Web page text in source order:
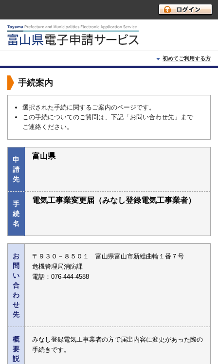
初めてご利用する方
初めて利用する方へ
利用上の注意
よくあるご質問
手続案内
選択された手続に関するご案内のページです。
この手続についてのご質問は、下記「お問い合わせ先」まで
ご連絡ください。
申
請
先
富山県
手
続
名
電気工事業変更届（みなし登録電気工事業者）
お
問
い
合
わ
せ
先
〒９３０－８５０１ 富山県富山市新総曲輪１番７号
危機管理局消防課
電話：076-444-4588
概
要
説
みなし登録電気工事業者の方で届出内容に変更があった際の
手続きです。